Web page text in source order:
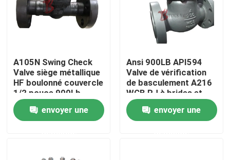
Maison
A105N Swing Check
Valve siège métallique
HF boulonné couvercle
1/2 pouce 900Lb
Flanged Forged Valve
NRV
envoyer une
Ansi 900LB API594
Valve de vérification
de basculement A216
WCB RJ à brides et
extrémités B.C.
envoyer une